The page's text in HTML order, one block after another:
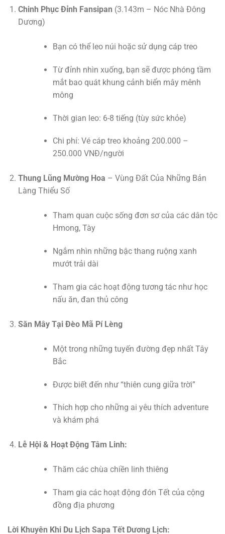
Chinh Phục Đỉnh Fansipan (3.143m – Nóc Nhà Đông
Dương)
Bạn có thể leo núi hoặc sử dụng cáp treo
Từ đỉnh nhìn xuống, bạn sẽ được phóng tầm
mắt bao quát khung cảnh biển mây mênh
mông
Thời gian leo: 6-8 tiếng (tùy sức khỏe)
Chi phí: Vé cáp treo khoảng 200.000 –
250.000 VNĐ/người
Thung Lũng Mường Hoa – Vùng Đất Của Những Bản
Làng Thiểu Số
Tham quan cuộc sống đơn sơ của các dân tộc
Hmong, Tày
Ngắm nhìn những bậc thang ruộng xanh
mướt trải dài
Tham gia các hoạt động tương tác như học
nấu ăn, đan thủ công
Săn Mây Tại Đèo Mã Pí Lèng
Một trong những tuyến đường đẹp nhất Tây
Bắc
Được biết đến như “thiên cung giữa trời”
Thích hợp cho những ai yêu thích adventure
và khám phá
Lễ Hội & Hoạt Động Tâm Linh:
Thăm các chùa chiền linh thiêng
Tham gia các hoạt động đón Tết của cộng
đồng địa phương
Lời Khuyên Khi Du Lịch Sapa Tết Dương Lịch: